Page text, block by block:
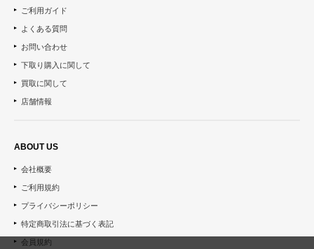
ご利用ガイド
よくある質問
お問い合わせ
下取り購入に関して
買取に関して
店舗情報
ABOUT US
会社概要
ご利用規約
プライバシーポリシー
特定商取引法に基づく表記
会員規約